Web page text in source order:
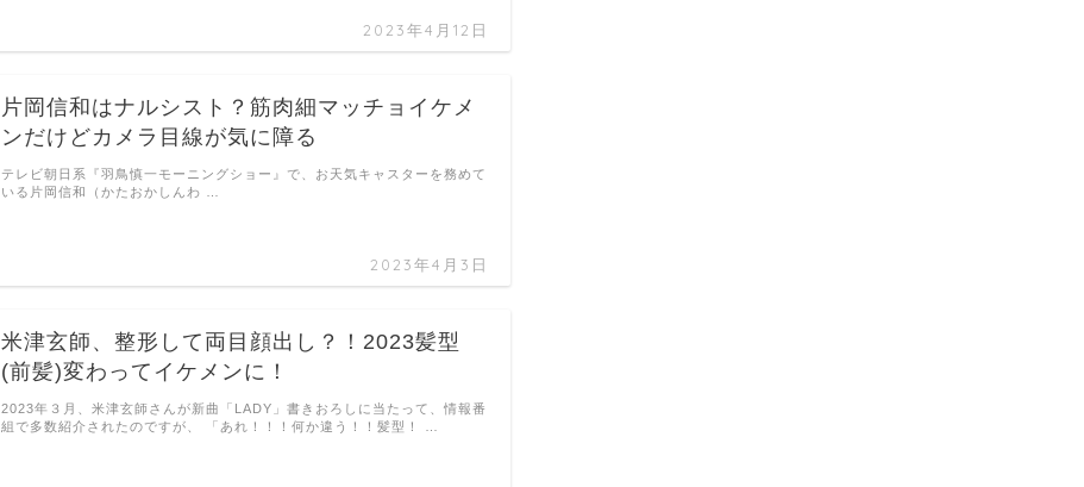
2023年4月12日
片岡信和はナルシスト？筋肉細マッチョイケメ
ンだけどカメラ目線が気に障る
2023年4月3日
テレビ朝日系『羽鳥慎一モーニングショー』で、お天気キャスターを務めて
いる片岡信和（かたおかしんわ …
米津玄師、整形して両目顔出し？！2023髪型
(前髪)変わってイケメンに！
2023年３月、米津玄師さんが新曲「LADY」書きおろしに当たって、情報番
組で多数紹介されたのですが、 「あれ！！！何か違う！！髪型！ …